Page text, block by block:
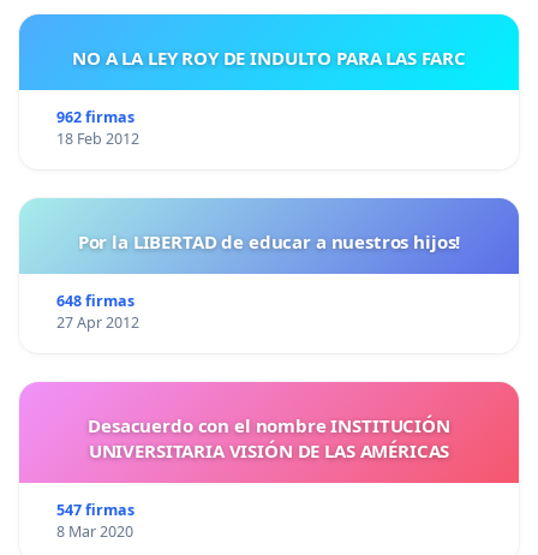
NO A LA LEY ROY DE INDULTO PARA LAS FARC
962 firmas
18 Feb 2012
Por la LIBERTAD de educar a nuestros hijos!
648 firmas
27 Apr 2012
Desacuerdo con el nombre INSTITUCIÓN
UNIVERSITARIA VISIÓN DE LAS AMÉRICAS
547 firmas
8 Mar 2020